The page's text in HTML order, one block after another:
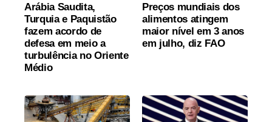
Arábia Saudita,
Turquia e Paquistão
fazem acordo de
defesa em meio a
turbulência no Oriente
Médio
Preços mundiais dos
alimentos atingem
maior nível em 3 anos
em julho, diz FAO